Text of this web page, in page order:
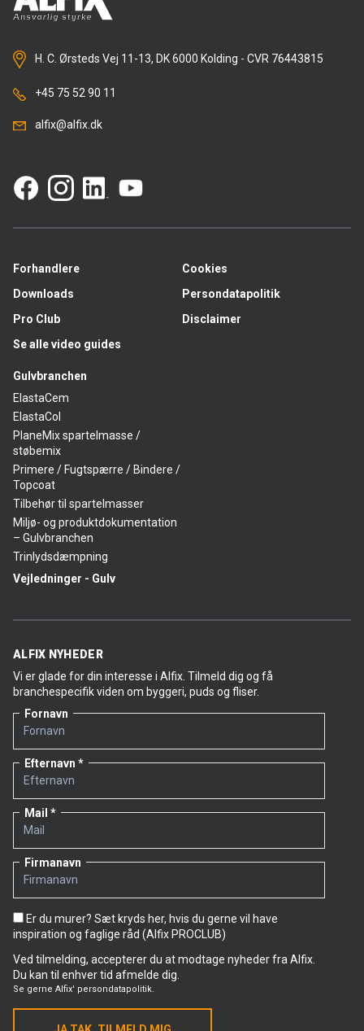
H. C. Ørsteds Vej 11-13, DK 6000 Kolding - CVR 76443815
+45 75 52 90 11
alfix@alfix.dk
Forhandlere
Downloads
Pro Club
Se alle video guides
Gulvbranchen
ElastaCem
ElastaCol
PlaneMix spartelmasse /
støbemix
Primere / Fugtspærre / Bindere /
Topcoat
Tilbehør til spartelmasser
Miljø- og produktdokumentation
– Gulvbranchen
Trinlydsdæmpning
Vejledninger - Gulv
Cookies
Persondatapolitik
Disclaimer
ALFIX NYHEDER
Vi er glade for din interesse i Alfix. Tilmeld dig og få
branchespecifik viden om byggeri, puds og fliser.
Fornavn
Efternavn
Mail
Firmanavn
Er du murer? Sæt kryds her, hvis du gerne vil have
inspiration og faglige råd (Alfix PROCLUB)
Ved tilmelding, accepterer du at modtage nyheder fra Alfix.
Du kan til enhver tid afmelde dig.
Se gerne Alfix' persondatapolitik.